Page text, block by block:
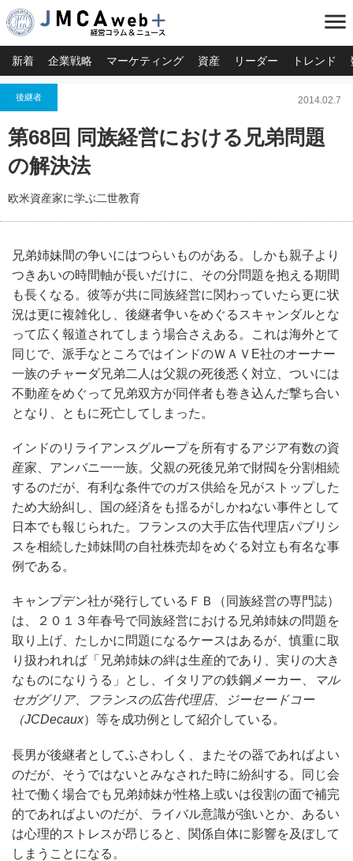
menu
新着 企業戦略 マーケティング 資産 リーダー トレンド
後継者 2014.02.7
第68回 同族経営における兄弟問題
の解決法
欧米資産家に学ぶ二世教育
兄弟姉妹間の争いにはつらいものがある。しかも親子より
つきあいの時間軸が長いだけに、その分問題を抱える期間
も長くなる。彼等が共に同族経営に関わっていたら更に状
況は更に複雑化し、後継者争いをめぐるスキャンダルとな
って広く報道されてしまう場合さえある。これは海外とて
同じで、派手なところではインドのＷＡＶE社のオーナー
一族のチャーダ兄弟二人は父親の死後悉く対立、ついには
不動産をめぐって兄弟双方が同伴者も巻き込んだ撃ち合い
となり、ともに死亡してしまった。
インドのリライアンスグループを所有するアジア有数の資
産家、アンバニ一一族。父親の死後兄弟で財閥を分割相続
するのだが、有利な条件でのガス供給を兄がストップした
ため大紛糾し、国の経済をも揺るがしかねない事件として
日本でも報じられた。フランスの大手広告代理店パブリシ
スを相続した姉妹間の自社株売却をめぐる対立も有名な事
例である。
キャンプデン社が発行しているＦＢ（同族経営の専門誌）
は、２０１３年春号で同族経営における兄弟姉妹の問題を
取り上げ、たしかに問題になるケースはあるが、慎重に取
り扱われれば「兄弟姉妹の絆は生産的であり、実りの大き
なものになりうる」とし、イタリアの鉄鋼メーカー、
マル
セガグリア、フランスの広告代理店、
ジーセードコー
（JCDecaux）等を成功例として紹介している。
長男が後継者としてふさわしく、またその器であればよい
のだが、そうではないとみなされた時に紛糾する。同じ会
社で働く場合でも兄弟姉妹が性格上或いは役割の面で補完
的であればよいのだが、ライバル意識が強いとか、あるい
は心理的ストレスが昂じると、関係自体に影響を及ぼして
しまうことになる。